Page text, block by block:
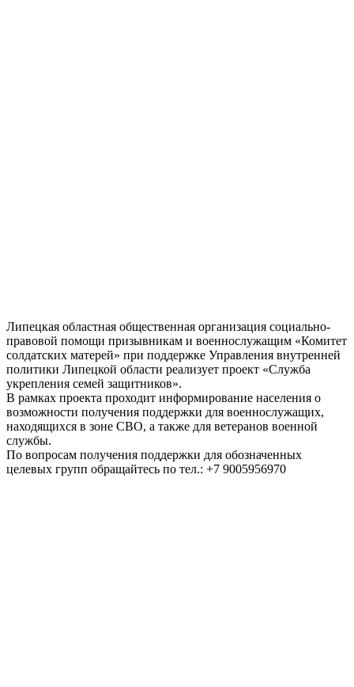
Липецкая областная общественная организация социально-
правовой помощи призывникам и военнослужащим «Комитет
солдатских матерей» при поддержке Управления внутренней
политики Липецкой области реализует проект «Служба
укрепления семей защитников».
В рамках проекта проходит информирование населения о
возможности получения поддержки для военнослужащих,
находящихся в зоне СВО, а также для ветеранов военной
службы.
По вопросам получения поддержки для обозначенных
целевых групп обращайтесь по тел.: +7 9005956970